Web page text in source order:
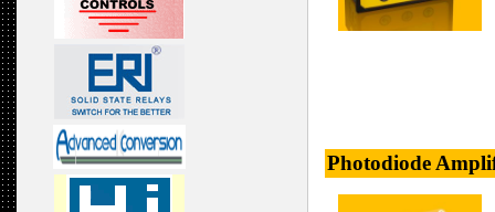
Photodiode